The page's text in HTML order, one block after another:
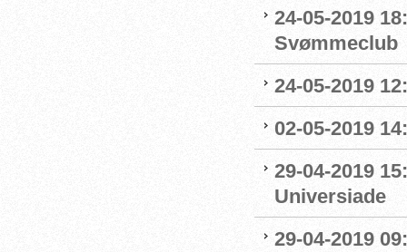
24-05-2019
Svømmeclub
24-05-2019
02-05-2019
29-04-2019
Universiade
29-04-2019